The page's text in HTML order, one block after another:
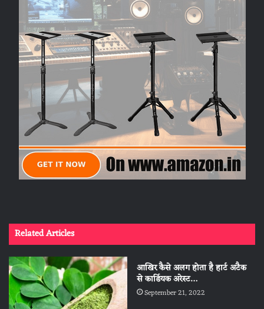
Related Articles
आखिर कैसे अलग होता है हार्ट अटैक
से कार्डियक अरेस्ट…
September 21, 2022